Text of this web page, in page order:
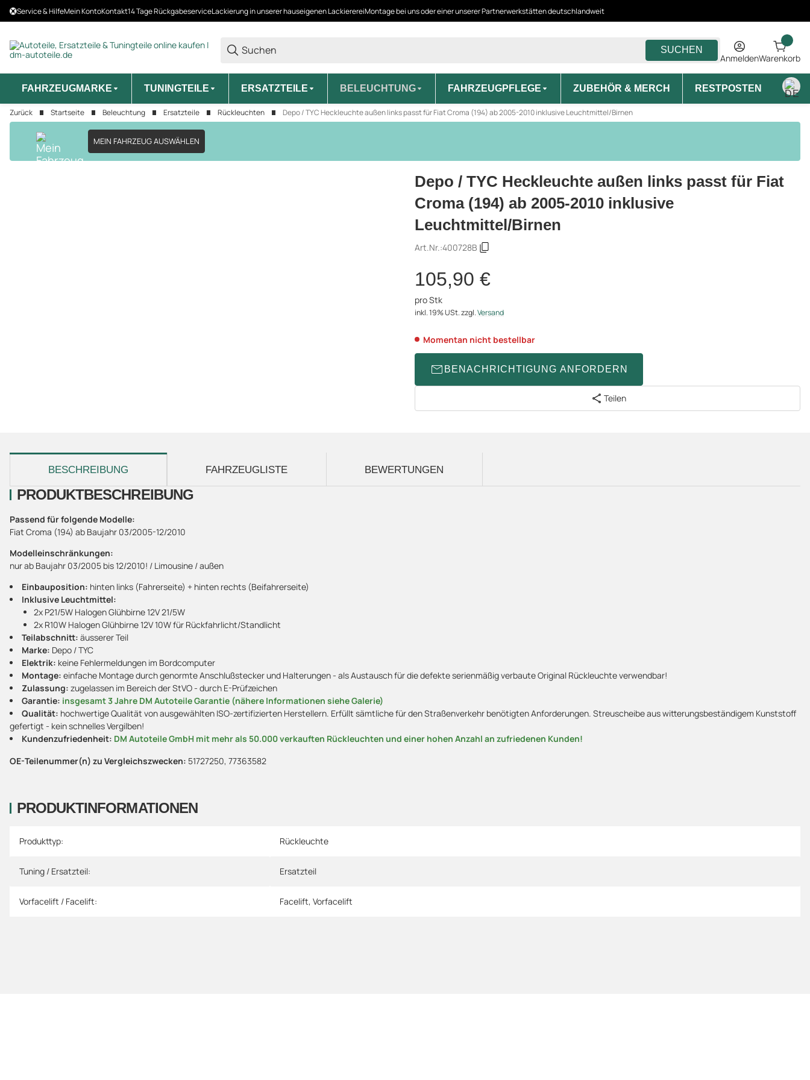
Service & HilfeMein KontoKontakt14 Tage RückgabeserviceLackierung in unserer hauseigenen LackierereiMontage bei uns oder einer unserer Partnerwerkstätten deutschlandweit
SUCHEN
AnmeldenWarenkorb
FAHRZEUGMARKE TUNINGTEILE ERSATZTEILE BELEUCHTUNG FAHRZEUGPFLEGE ZUBEHÖR & MERCH RESTPOSTEN
Zurück Startseite Beleuchtung Ersatzteile Rückleuchten Depo / TYC Heckleuchte außen links passt für Fiat Croma (194) ab 2005-2010 inklusive Leuchtmittel/Birnen
MEIN FAHRZEUG AUSWÄHLEN
Depo / TYC Heckleuchte außen links passt für Fiat
Croma (194) ab 2005-2010 inklusive
Leuchtmittel/Birnen
Art.Nr.:400728B
105,90 €
pro Stk
inkl. 19% USt.zzgl.Versand
Momentan nicht bestellbar
BENACHRICHTIGUNG ANFORDERN
Teilen
weitere Registerkarten anzeigen
BESCHREIBUNG
FAHRZEUGLISTE BEWERTUNGEN
PRODUKTINFORMATIONEN
Produkteigenschaft
Wert
Produkttyp: Rückleuchte
Tuning / Ersatzteil: Ersatzteil
Vorfacelift / Facelift: Facelift, Vorfacelift
PRODUKTBESCHREIBUNG
Passend für folgende Modelle:
Fiat Croma (194) ab Baujahr 03/2005-12/2010
Modelleinschränkungen:
nur ab Baujahr 03/2005 bis 12/2010! / Limousine / außen
Einbauposition: hinten links (Fahrerseite) + hinten rechts (Beifahrerseite)
Inklusive Leuchtmittel:
2x P21/5W Halogen Glühbirne 12V 21/5W
2x R10W Halogen Glühbirne 12V 10W für Rückfahrlicht/Standlicht
Teilabschnitt: äusserer Teil
Marke: Depo / TYC
Elektrik: keine Fehlermeldungen im Bordcomputer
Montage: einfache Montage durch genormte Anschlußstecker und Halterungen - als Austausch für die defekte serienmäßig verbaute Original Rückleuchte verwendbar!
Zulassung: zugelassen im Bereich der StVO - durch E-Prüfzeichen
Garantie: insgesamt 3 Jahre DM Autoteile Garantie (nähere Informationen siehe Galerie)
Qualität: hochwertige Qualität von ausgewählten ISO-zertifizierten Herstellern. Erfüllt sämtliche für den Straßenverkehr benötigten Anforderungen. Streuscheibe aus witterungsbeständigem Kunststoff
gefertigt - kein schnelles Vergilben!
Kundenzufriedenheit: DM Autoteile GmbH mit mehr als 50.000 verkauften Rückleuchten und einer hohen Anzahl an zufriedenen Kunden!
OE-Teilenummer(n) zu Vergleichszwecken: 51727250, 77363582